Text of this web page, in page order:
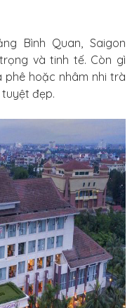
Bình Quan, Saigon
và tinh tế. Còn gì
hoặc nhâm nhi trà
đẹp.